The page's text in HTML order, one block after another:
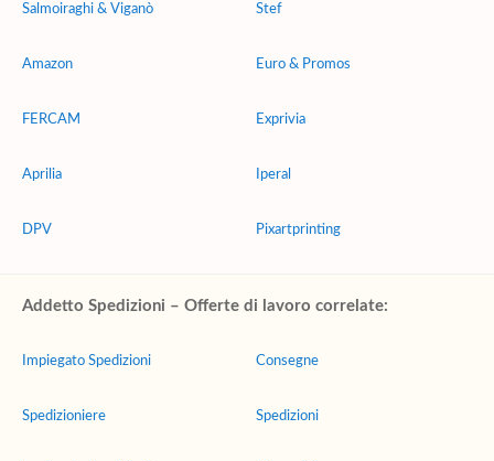
Salmoiraghi & Viganò
Amazon
FERCAM
Aprilia
DPV
Stef
Euro & Promos
Exprivia
Iperal
Pixartprinting
Addetto Spedizioni – Offerte di lavoro correlate:
Impiegato Spedizioni
Spedizioniere
Consegne
Spedizioni